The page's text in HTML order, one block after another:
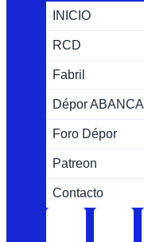
INICIO
RCD
Fabril
Dépor ABANCA
Foro Dépor
Patreon
Contacto